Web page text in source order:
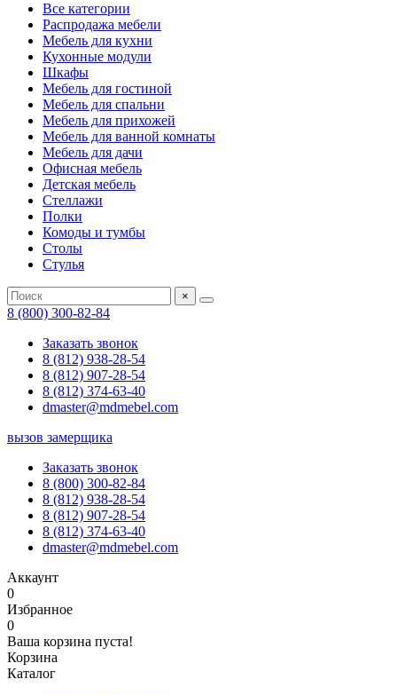
Все категории
Распродажа мебели
Мебель для кухни
Кухонные модули
Шкафы
Мебель для гостиной
Мебель для спальни
Мебель для прихожей
Мебель для ванной комнаты
Мебель для дачи
Офисная мебель
Детская мебель
Стеллажи
Полки
Комоды и тумбы
Столы
Стулья
×
8 (800) 300-82-84
Заказать звонок
8 (812) 938-28-54
8 (812) 907-28-54
8 (812) 374-63-40
dmaster@mdmebel.com
вызов замерщика
Заказать звонок
8 (800) 300-82-84
8 (812) 938-28-54
8 (812) 907-28-54
8 (812) 374-63-40
dmaster@mdmebel.com
Аккаунт
0
Избранное
0
Ваша корзина пуста!
Корзина
Каталог